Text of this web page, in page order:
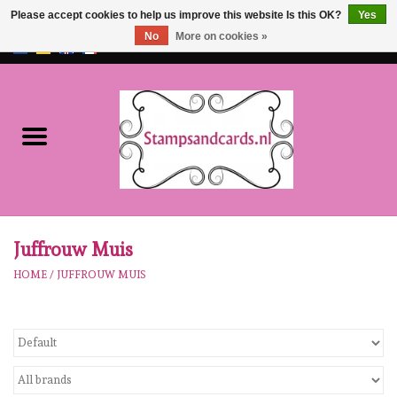
/GBP
NEW!!
workshops
Our Brands
Juffrouw Muis
HOME / JUFFROUW MUIS
Please accept cookies to help us improve this website Is this OK?
Yes
No
More on cookies »